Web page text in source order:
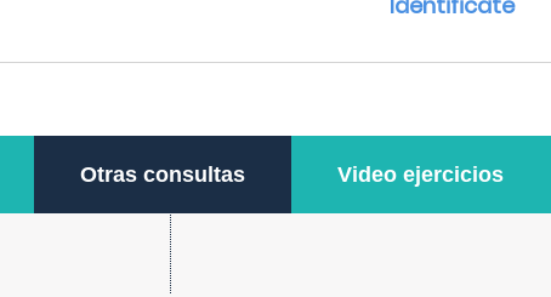
Otras consultas Video ejercicios